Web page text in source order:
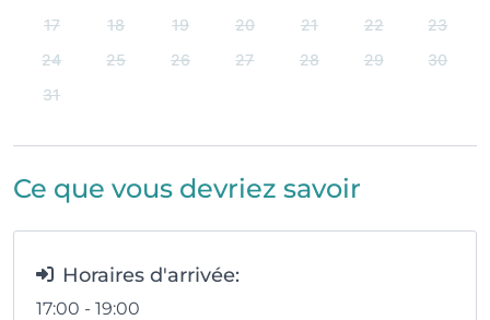
17
18 19 20 21 22
23
24
25 26 27 28 29
30
31
Ce que vous devriez savoir
Horaires d'arrivée:
17:00 - 19:00